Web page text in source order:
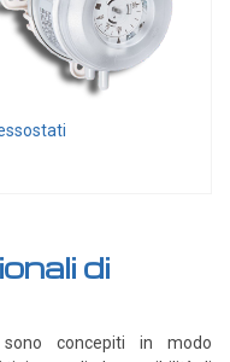
di
concepiti in modo